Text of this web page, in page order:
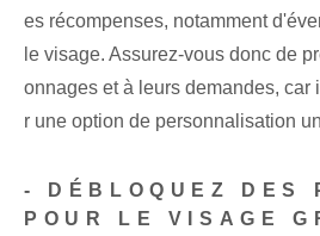
es récompenses, notamment
le visage. Assurez-vous donc de
onnages et à leurs demandes, car
r une option de personnalisation
- DÉBLOQUEZ DES
POUR LE VISAGE